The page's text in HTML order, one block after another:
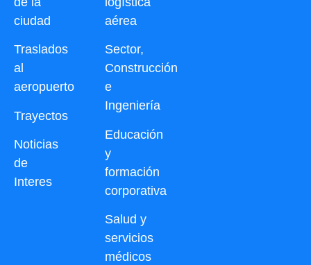
ciudad
Traslados
al
aeropuerto
Trayectos
Noticias
de
Interes
aérea
Sector,
Construcción
e
Ingeniería
Educación
y
formación
corporativa
Salud y
servicios
médicos